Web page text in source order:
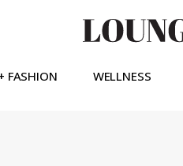
FASHION WELLNESS